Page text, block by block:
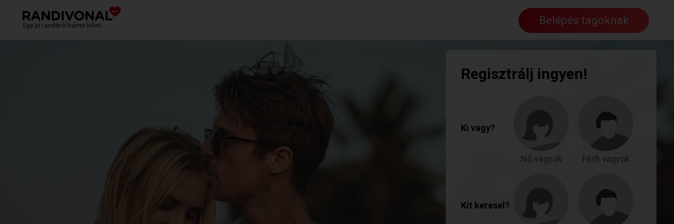
Egy jó randiból bármi lehet. Belépés tagoknak
Regisztrálj ingyen!
Ki vagy?
Nő vagyok Férfi vagyok
Kit keresel?